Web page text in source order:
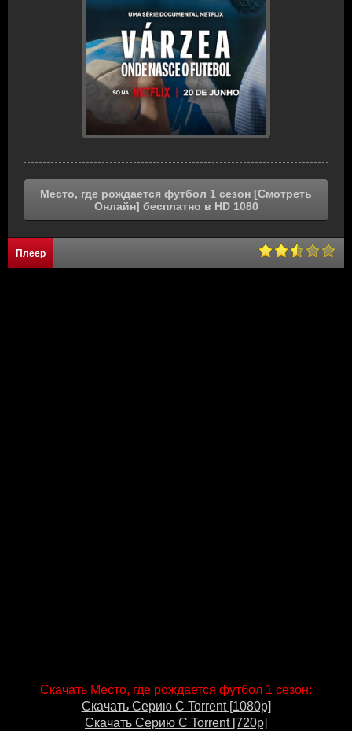
Место, где рождается футбол 1 сезон [Смотреть
Онлайн] бесплатно в HD 1080
Плеер
Скачать Место, где рождается футбол 1 сезон:
Скачать Серию С Torrent [1080p]
Скачать Серию С Torrent [720p]